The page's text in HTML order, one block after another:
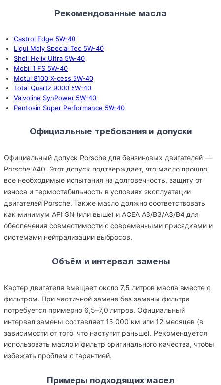
Рекомендованные масла
Castrol Edge 5W-40
Liqui Moly Special Tec 5W-40
Shell Helix Ultra 5W-40
Mobil 1 FS 5W-40
Motul 8100 X-cess 5W-40
Total Quartz 9000 5W-40
Valvoline SynPower 5W-40
Pentosin Super Performance 5W-40
Официальные требования и допуски
Официальный допуск Porsche для бензиновых двигателей —
Porsche A40. Этот допуск подтверждает, что масло прошло
все необходимые испытания на долговечность, защиту от
износа и термостабильность в условиях эксплуатации
двигателей Porsche. Также масло должно соответствовать
как минимум API SN (или выше) и ACEA A3/B3/A3/B4 для
обеспечения совместимости с современными присадками и
системами нейтрализации выбросов.
Объём и интервал замены
Картер двигателя вмещает около 7,5 литров масла вместе с
фильтром. При частичной замене без замены фильтра
потребуется примерно 6,5–7,0 литров. Официальный
интервал замены составляет 15 000 км или 12 месяцев (в
зависимости от того, что наступит раньше). Рекомендуется
использовать масло и фильтр оригинального качества, чтобы
избежать проблем с гарантией.
Примеры подходящих масел